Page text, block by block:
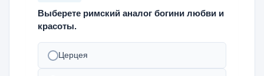
Выберете римский аналог богини любви и
красоты.
Церцея